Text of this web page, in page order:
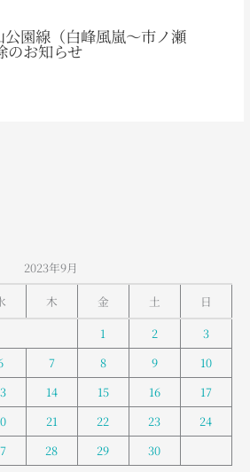
園線（白峰風嵐～市ノ瀬
のお知らせ
2023年9月
木 金 土
日
1
2
3
7 8 9
10
14 15 16
17
21 22 23
24
28 29 30